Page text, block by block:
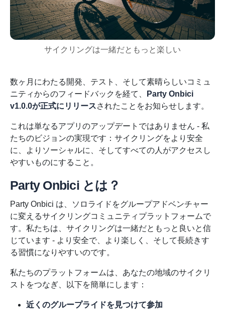
サイクリングは一緒だともっと楽しい
数ヶ月にわたる開発、テスト、そして素晴らしいコミュ
ニティからのフィードバックを経て、
Party Onbici
v1.0.0が正式にリリースされたことをお知らせします。
これは単なるアプリのアップデートではありません - 私
たちのビジョンの実現です：サイクリングをより安全
に、よりソーシャルに、そしてすべての人がアクセスし
やすいものにすること。
Party Onbici とは？
Party Onbici は、ソロライドをグループアドベンチャー
に変えるサイクリングコミュニティプラットフォームで
す。私たちは、サイクリングは一緒だともっと良いと信
じています - より安全で、より楽しく、そして長続きす
る習慣になりやすいのです。
私たちのプラットフォームは、あなたの地域のサイクリ
ストをつなぎ、以下を簡単にします：
近くのグループライドを見つけて参加